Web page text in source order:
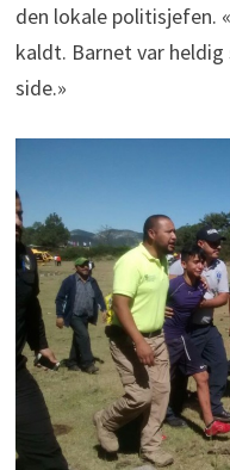
den lokale politisjefen.
kaldt. Barnet var heldig
side.»